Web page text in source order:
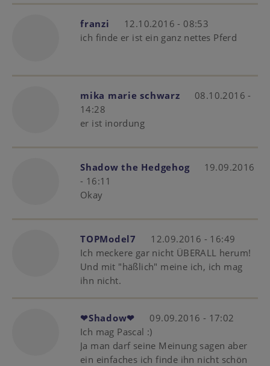
franzi
12.10.2016 - 08:53
ich finde er ist ein ganz nettes Pferd
mika marie schwarz
08.10.2016 -
14:28
er ist inordung
Shadow the Hedgehog
19.09.2016
- 16:11
Okay
TOPModel7
12.09.2016 - 16:49
Ich meckere gar nicht ÜBERALL herum!
Und mit "häßlich" meine ich, ich mag
ihn nicht.
❤Shadow❤
09.09.2016 - 17:02
Ich mag Pascal :)
Ja man darf seine Meinung sagen aber
ein einfaches ich finde ihn nicht schön